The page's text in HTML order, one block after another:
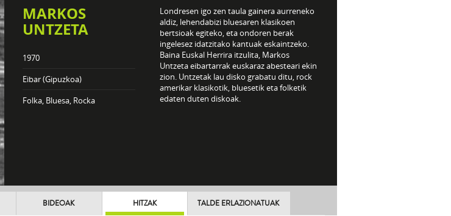
MARKOS
UNTZETA
1970
Eibar (Gipuzkoa)
Folka, Bluesa, Rocka
Londresen igo zen taula gainera aurreneko
aldiz, lehendabizi bluesaren klasikoen
bertsioak egiteko, eta ondoren berak
ingelesez idatzitako kantuak eskaintzeko.
Baina Euskal Herrira itzulita, Markos
Untzeta eibartarrak euskaraz abesteari ekin
zion. Untzetak lau disko grabatu ditu, rock
amerikar klasikotik, bluesetik eta folketik
edaten duten diskoak.
BIDEOAK HITZAK TALDE ERLAZIONATUAK